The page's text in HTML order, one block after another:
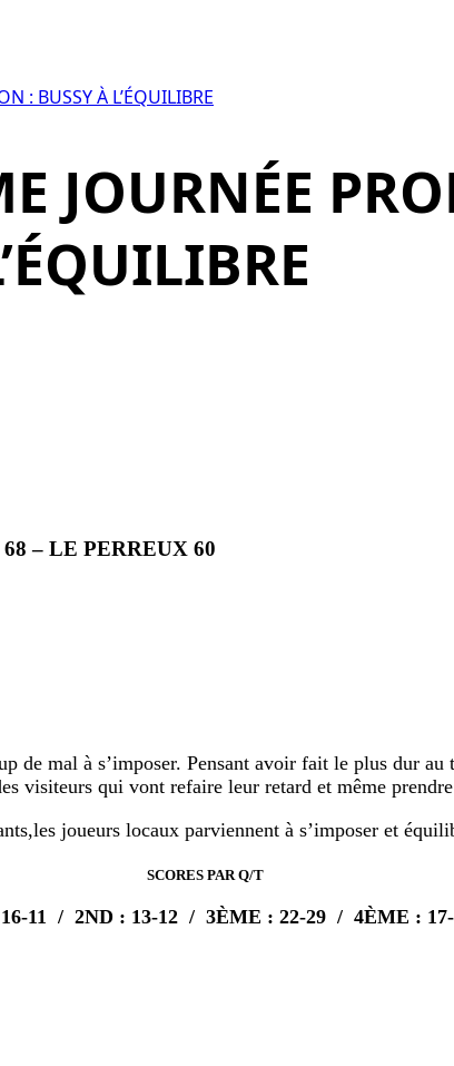
: BUSSY À L’ÉQUILIBRE
JOURNÉE
68 – LE PERREUX 60
de mal à s’imposer. Pensant avoir fait le plus dur
visiteurs qui vont refaire leur retard et même
joueurs locaux parviennent à s’imposer et
SCORES PAR Q/T
11 / 2ND : 13-12 / 3ÈME : 22-29 / 4ÈME :